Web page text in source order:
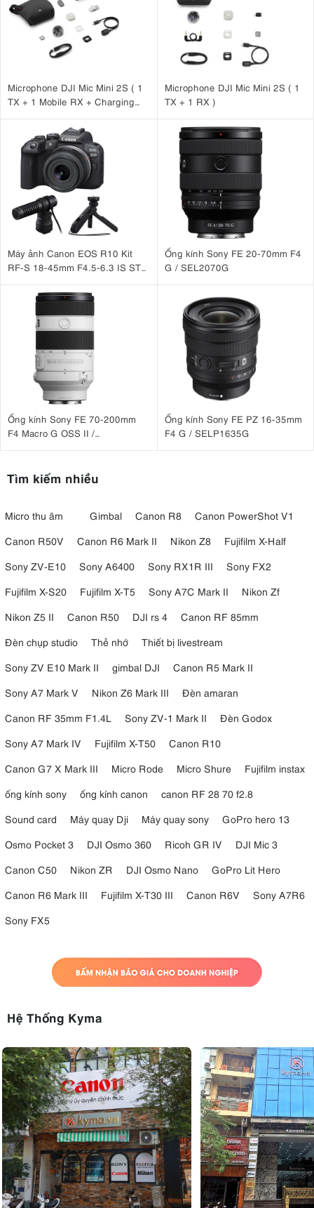
dàng hơn, đặc biệt trong các tình huống
chụp ảnh thể thao
hoặc đối tượng chuyển động nhanh.
Vớithiết kế tay cầm Sony A6700
mang lại cảm giác
cầm nắm chắc chắn và linh hoạt, tăng cường khả năng xử lý
thành một lựa chọn lý tưởng cho các nhiếp ảnh gia theo đuổi
chụp ảnh đường phố
Với thiết kế tay cầm mới chắc chắn, linh hoạt giúp tăng khả năng xử
lý và ổn định cho người dùng. A6700 rất phù hợp với những nhiếp
Góc Nhìn Linh Động Với Màn Hình Cảm Ứng Xoay Lật
Điểm nổi bật của chiếc máy ảnh mirrorless Sony
dàng điều chỉnh góc nhìn và vị trí theo ý muốn, xoay lên,
xuống, trái, phải hoặc thậm chí lật ngược đểchụp selfie
Màn hình Sony A6700có kích thước 3 inch,cảm ứng
, với độ phân giải 1.03 triệu điểm ảnh.
Màn hình của Sony A6700 có kích thước 3 inch và được thiết kế
xoay lật tự do, với độ phân giải 1,03 triệu điểm ảnh.
Microphone DJI Mic Mini 2S ( 1
TX + 1 Mobile RX + Charging
Microphone DJI Mic Mini 2S ( 1
TX + 1 RX )
Máy ảnh Canon EOS R10 Kit
RF-S 18-45mm F4.5-6.3 IS STM
+ Báng tay cầm Canon HG-
Ống kính Sony FE 20-70mm F4
G / SEL2070G
Ống kính Sony FE 70-200mm
F4 Macro G OSS II /
Ống kính Sony FE PZ 16-35mm
F4 G / SELP1635G
Tìm kiếm nhiều
Micro thu âm Gimbal Canon R8
Canon PowerShot V1
Canon R50V
Canon R6 Mark II Nikon Z8
Fujifilm X-Half
Sony ZV-E10
Sony A6400 Sony RX1R III
Sony FX2
Fujifilm X-S20
Fujifilm X-T5 Sony A7C Mark II
Nikon Zf
Nikon Z5 II
Canon R50 DJI rs 4
Canon RF 85mm
Đèn chụp studio
Thẻ nhớ
Thiết bị livestream
Sony ZV E10 Mark II
gimbal DJI
Canon R5 Mark II
Sony A7 Mark V
Nikon Z6 Mark III
Đèn amaran
Canon RF 35mm F1.4L
Sony ZV-1 Mark II
Đèn Godox
Sony A7 Mark IV
Fujifilm X-T50
Canon R10
Canon G7 X Mark III
Micro Rode Micro Shure
Fujifilm instax
ống kính sony
ống kính canon
canon RF 28 70 f2.8
Sound card
Máy quay Dji Máy quay sony
GoPro hero 13
Osmo Pocket 3
DJI Osmo 360 Ricoh GR IV
DJI Mic 3
Canon C50
Nikon ZR DJI Osmo Nano
GoPro Lit Hero
Canon R6 Mark III
Fujifilm X-T30 III Canon R6V
Sony A7R6
Sony FX5
Hệ Thống Kyma